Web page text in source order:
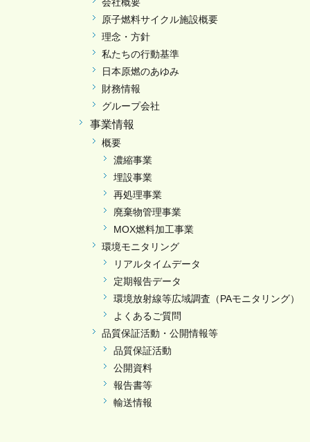
原子燃料サイクル施設概要
理念・方針
私たちの行動基準
日本原燃のあゆみ
財務情報
グループ会社
事業情報
概要
濃縮事業
埋設事業
再処理事業
廃棄物管理事業
MOX燃料加工事業
環境モニタリング
リアルタイムデータ
定期報告データ
環境放射線等広域調査（PAモニタリング）
よくあるご質問
品質保証活動・公開情報等
品質保証活動
公開資料
報告書等
輸送情報